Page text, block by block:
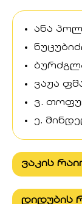
ანა
ვაჟა
ვ.
ე.
ვაკის
დიდუბის